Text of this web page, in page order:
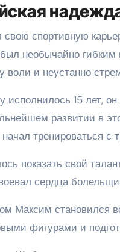
спортивную
необычайно гибким
воли и неустанно
исполнилось 15 лет,
развитии в
тренироваться с
показать свой
сердца
Максим становился
фигурами и